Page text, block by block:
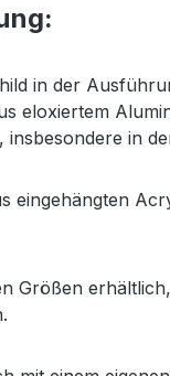
in der
eloxiertem
in
eingehängten
Größen